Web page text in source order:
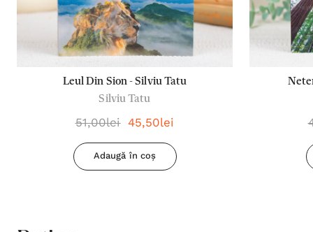
Leul Din Sion - Silviu Tatu
Silviu Tatu
51,00lei 45,50lei
Adaugă în coș